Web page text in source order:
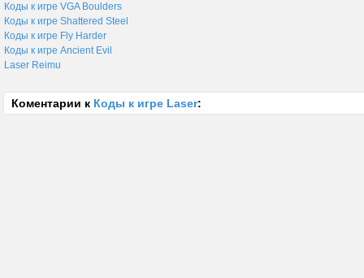
Коды к игре VGA Boulders
Коды к игре Shattered Steel
Коды к игре Fly Harder
Коды к игре Ancient Evil
Laser Reimu
Коментарии к Коды к игре Laser: